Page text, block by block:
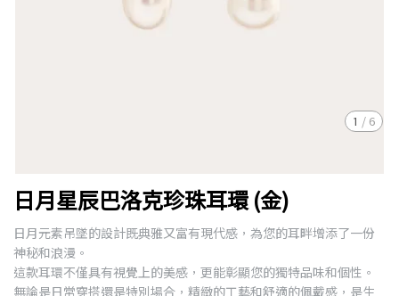
1 / 6
日月星辰巴洛克珍珠耳環 (金)
日月元素吊墜的設計既典雅又富有現代感，為您的耳畔增添了一份
神秘和浪漫。
這款耳環不僅具有視覺上的美感，更能彰顯您的獨特品味和個性。
無論是日常穿搭還是特別場合，精緻的工藝和舒適的佩戴感，是生